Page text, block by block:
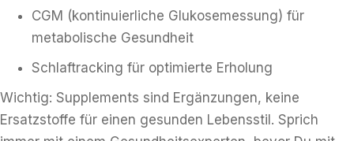
CGM (kontinuierliche Glukosemessung) für
metabolische Gesundheit
Schlaftracking für optimierte Erholung
Wichtig: Supplements sind Ergänzungen, keine
Ersatzstoffe für einen gesunden Lebensstil. Sprich